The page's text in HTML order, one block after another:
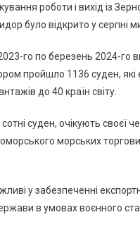
роботи і вихід із
було відкрито у серпні
го по березень 2024-го
пройшло 1136 суден, які
до 40 країн світу.
суден, очікують своєї
морських
у забезпеченні
в умовах воєнного